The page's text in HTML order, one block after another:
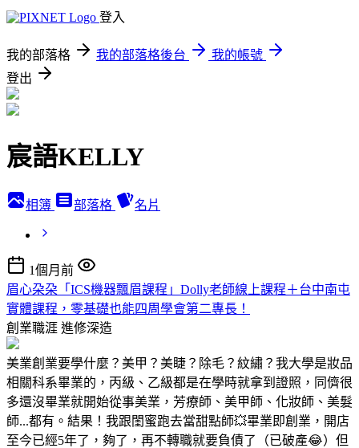
登入
我的部落格 我的部落格後台
我的帳號
登出
宸語KELLY
相簿 部落格 名片
1個月前
眉心朶朶「ICS機器飄眉課程」Dolly老師線上課程＋台中南屯
實體課程，零基礎也能四周學會第二專長！
創業職涯 進修深造
美業創業要學什麼？美甲？美睫？除毛？紋繡？我大學是妝品
相關科系畢業的，丙級、乙級都是在學時就拿到證照，同儕很
多還沒畢業就開始從事美業，芳療師、美甲師、化妝師、美髮
師...都有。結果！我跟閨蜜跑去當甜點師💥畢業即創業，開店
至今已經5年了，夠了，再不轉職就要負債了（已破產😂）但